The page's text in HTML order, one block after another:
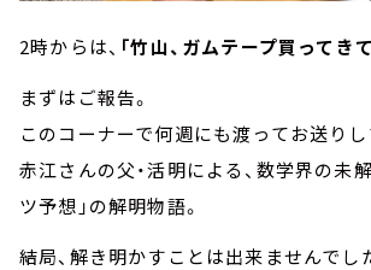
2時からは、 「竹山、ガムテープ買ってきて
まずはご報告。
このコーナーで何週にも渡ってお送りし
赤江さんの父・活明による、数学界の未
ツ予想」の解明物語。
結局、解き明かすことは出来ませんでし